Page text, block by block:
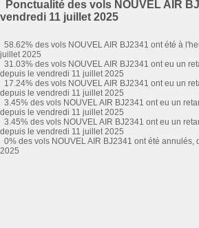
Ponctualité des vols NOUVEL AIR
vendredi 11 juillet 2025
58.62% des vols NOUVEL AIR BJ2341 ont été à
juillet 2025
31.03% des vols NOUVEL AIR BJ2341 ont eu un
depuis le vendredi 11 juillet 2025
17.24% des vols NOUVEL AIR BJ2341 ont eu un
depuis le vendredi 11 juillet 2025
3.45% des vols NOUVEL AIR BJ2341 ont eu un
depuis le vendredi 11 juillet 2025
3.45% des vols NOUVEL AIR BJ2341 ont eu un
depuis le vendredi 11 juillet 2025
0% des vols NOUVEL AIR BJ2341 ont été
2025